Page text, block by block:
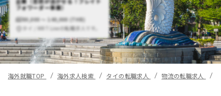
フォワーダー事業）
80,000 〜 140,000 (THB)
タイ / MRT Lineの転職求人です。
海外就職TOP 海外求人検索 タイの転職求人 物流の転職求人